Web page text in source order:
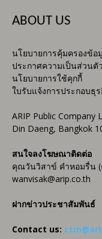
ABOUT US
นโยบายการคุ้มครองข้
ประกาศความเป็นส่วนตัว
นโยบายการใช้คุกกี้
ใบรับแจ้งการประกอบธุ
ARIP Public Company
Din Daeng, Bangkok
สนใจลงโฆษณาติดต่อ
คุณวันวิสาข์ คำหอมรื่น (
wanvisak@arip.co.th
ฝากข่าวประชาสัมพันธ์
Contact us: